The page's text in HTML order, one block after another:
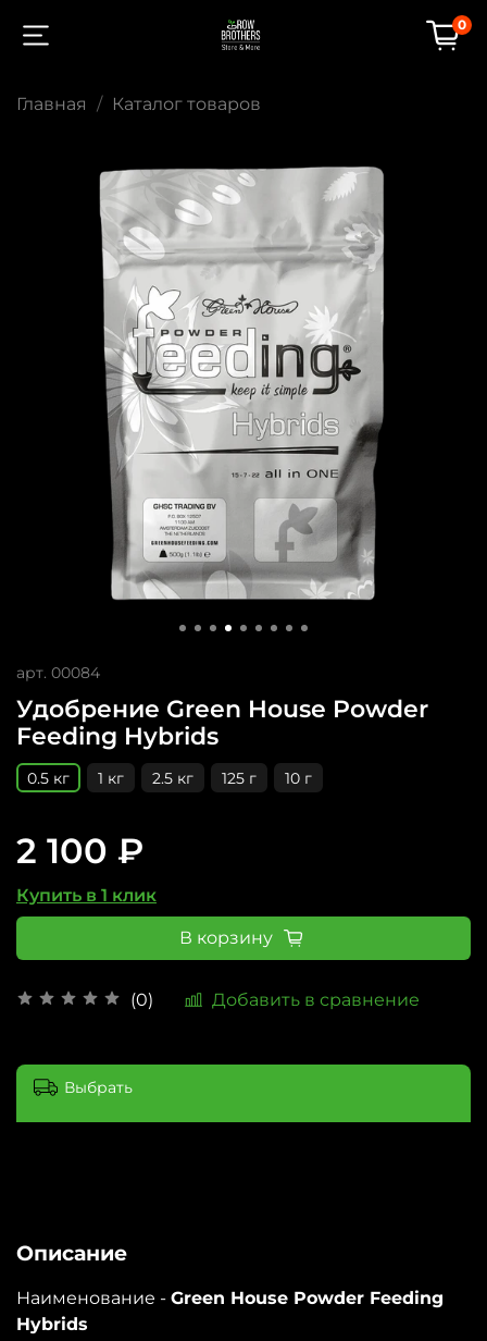
0
Главная Каталог товаров
арт. 00084
Удобрение Green House Powder
Feeding Hybrids
(0) Добавить в сравнение
0.5 кг 1 кг 2.5 кг 125 г 10 г
2 100 ₽
Купить в 1 клик
В корзину
Выбрать
Описание
Наименование - Green House Powder Feeding
Hybrids